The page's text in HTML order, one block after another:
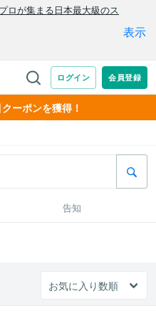
ーポンを獲得！
告知